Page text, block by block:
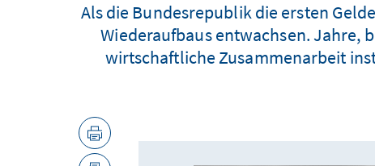
Als die Bundesrepublik die ersten
Wiederaufbaus entwachsen. Jahre,
wirtschaftliche Zusammenarbeit